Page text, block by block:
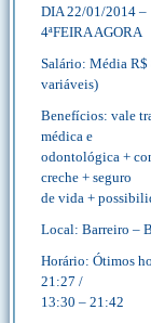
DIA 22/01/2014 –
4ªFEIRA AGORA
Salário: Média
variáveis)
Benefícios: vale
médica e
odontológica +
creche + seguro
de vida +
Local: Barreiro –
Horário: Ótimos
21:27 /
13:30 – 21:42